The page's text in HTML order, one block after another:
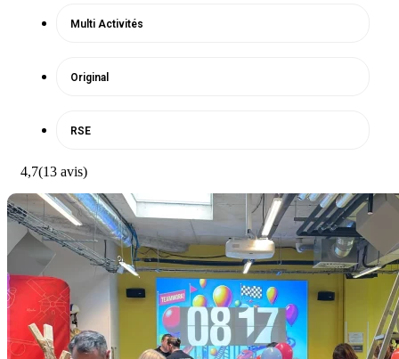
Multi Activités
Original
RSE
4,7(13 avis)